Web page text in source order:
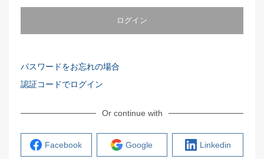
ログイン
パスワードをお忘れの場合
認証コードでログイン
Or continue with
Facebook Google Linkedin